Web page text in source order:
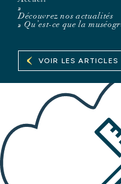
VOIR LES ARTICLES
»
Découvrez nos actualités
»Qu’est-ce que la